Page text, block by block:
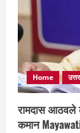
Home
रामदास आठवले
कमान